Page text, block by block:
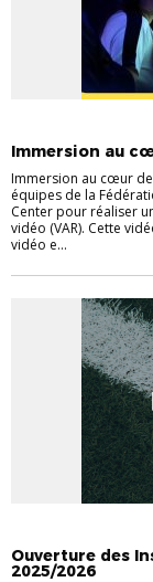
Immersion au
Immersion au cœur de
équipes de la
Center pour réaliser
vidéo (VAR). Cette
vidéo e...
Ouverture des
2025/2026